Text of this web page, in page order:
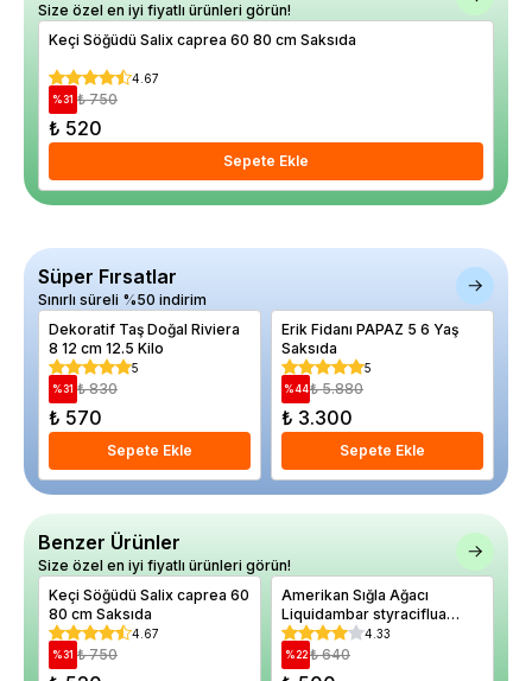
Size özel en iyi fiyatlı ürünleri görün!
Keçi Söğüdü Salix caprea 60 80 cm Saksıda
4.67
%31 ₺ 750
₺ 520
Sepete Ekle
Süper Fırsatlar
Sınırlı süreli %50 indirim
Dekoratif Taş Doğal Riviera
8 12 cm 12.5 Kilo
5
%31 ₺ 830
₺ 570
Sepete Ekle
Erik Fidanı PAPAZ 5 6 Yaş
Saksıda
5
%44₺ 5.880
₺ 3.300
Sepete Ekle
Benzer Ürünler
Size özel en iyi fiyatlı ürünleri görün!
Keçi Söğüdü Salix caprea 60
80 cm Saksıda
4.67
%31 ₺ 750
Amerikan Sığla Ağacı
Liquidambar styraciflua
Slender Silhouette 20 40 cm
Saksıda
4.33
%22 ₺ 640